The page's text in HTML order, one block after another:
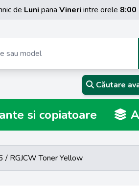
de Luni pana Vineri intre orele 8:00
Căutare
si copiatoare
RGJCW Toner Yellow